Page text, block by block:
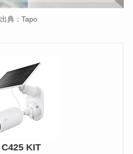
出典：Tapo
C425 KIT